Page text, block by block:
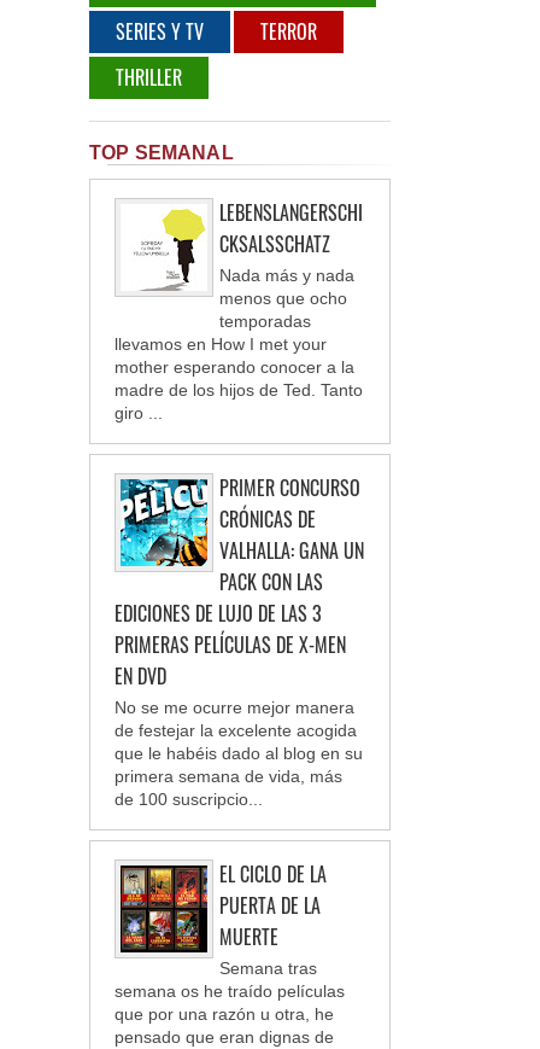
SERIES Y TV
TERROR
THRILLER
TOP SEMANAL
LEBENSLANGERSCHI
CKSALSSCHATZ
Nada más y nada
menos que ocho
temporadas
llevamos en How I met your
mother esperando conocer a la
madre de los hijos de Ted. Tanto
giro ...
PRIMER CONCURSO
CRÓNICAS DE
VALHALLA: GANA UN
PACK CON LAS
EDICIONES DE LUJO DE LAS 3
PRIMERAS PELÍCULAS DE X-MEN
EN DVD
No se me ocurre mejor manera
de festejar la excelente acogida
que le habéis dado al blog en su
primera semana de vida, más
de 100 suscripcio...
EL CICLO DE LA
PUERTA DE LA
MUERTE
Semana tras
semana os he traído películas
que por una razón u otra, he
pensado que eran dignas de